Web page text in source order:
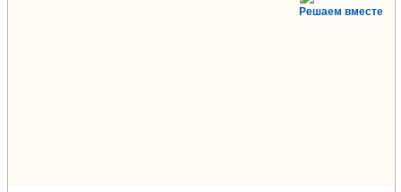
Решаем вместе